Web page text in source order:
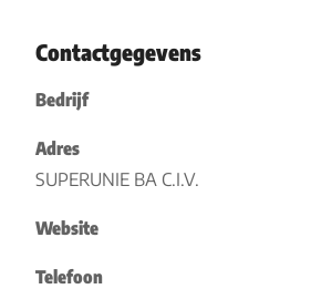
Contactgegevens
Bedrijf
Adres
SUPERUNIE BA C.I.V.
Website
Telefoon